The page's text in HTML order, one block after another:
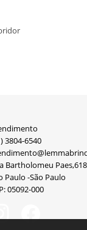
3804-6540
Bartholomeu
Paulo -São Paulo
05092-000